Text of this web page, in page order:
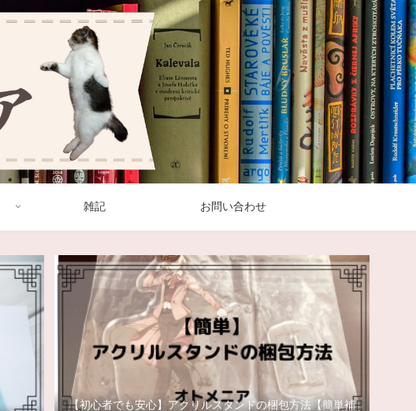
雑記 お問い合わせ
【初心者でも安心】アクリルスタンドの梱包方法【簡単補